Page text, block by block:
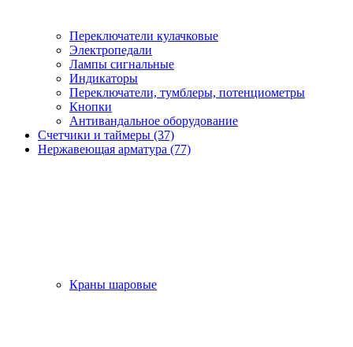
Переключатели кулачковые
Электропедали
Лампы сигнальные
Индикаторы
Переключатели, тумблеры, потенциометры
Кнопки
Антивандальное оборудование
Счетчики и таймеры (37)
Нержавеющая арматура (77)
Краны шаровые